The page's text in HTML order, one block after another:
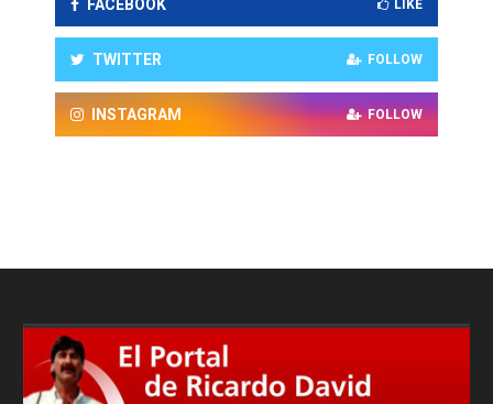
FACEBOOK LIKE
TWITTER FOLLOW
INSTAGRAM FOLLOW